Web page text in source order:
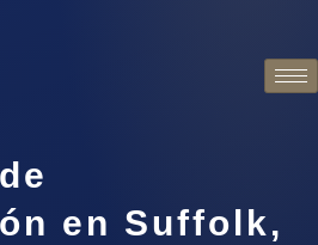
en Suffolk,